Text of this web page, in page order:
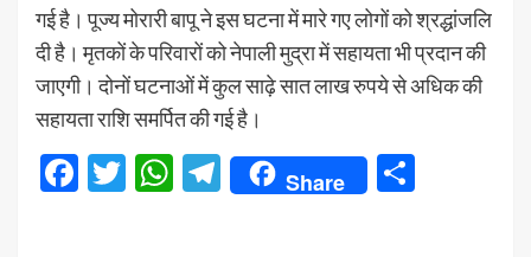
गई है। पूज्य मोरारी बापू ने इस घटना में मारे गए लोगों को श्रद्धांजलि
दी है। मृतकों के परिवारों को नेपाली मुद्रा में सहायता भी प्रदान की
जाएगी। दोनों घटनाओं में कुल साढ़े सात लाख रुपये से अधिक की
सहायता राशि समर्पित की गई है।
Facebook
TwitterWhatsApp
Telegram
Share